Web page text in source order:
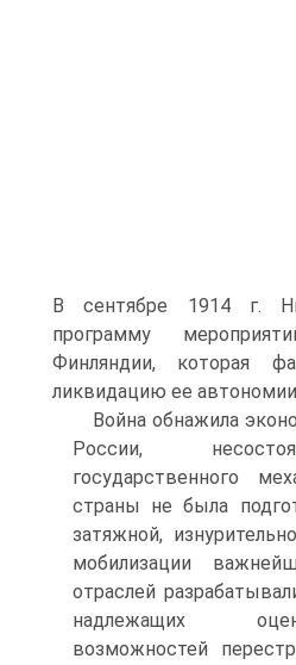
В сентябре 1914 г.
программу
Финляндии, которая
ликвидацию ее
Война обнажила
России,
государственного
страны не была
затяжной,
мобилизации
отраслей
надлежащих
возможностей